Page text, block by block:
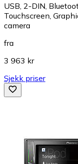
USB, 2-DIN,
Touchscreen,
camera
fra
3 963 kr
Sjekk priser